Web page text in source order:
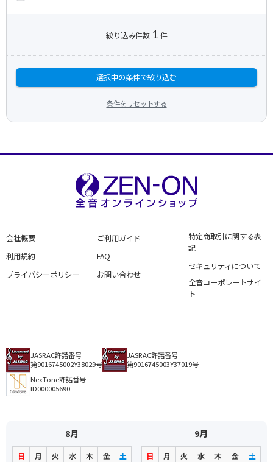
絞り込み件数 1 件
選択中の条件で絞り込む
条件をリセットする
会社概要
利用規約
プライバシーポリシー
ご利用ガイド
FAQ
お問い合わせ
特定商取引に関する表
記
セキュリティについて
全音コーポレートサイ
ト
JASRAC許諾番号
第9016745002Y38029号
JASRAC許諾番号
第9016745003Y37019号
NexTone許諾番号
ID000005690
8月
日 月 火 水 木 金 土
9月
日 月 火 水 木 金 土